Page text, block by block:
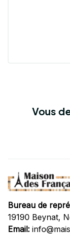
Vous
Bureau de
19190 Beynat,
Email: